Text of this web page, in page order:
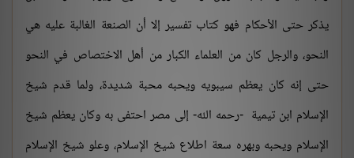
يذكر حتى الأحكام فهو كتاب تفسير إلا أن الصنعة الغالبة عليه هي
النحو، والرجل كان من العلماء الكبار من أهل الاختصاص في النحو
حتى إنه كان يعظم سيبويه ويحبه محبة شديدة، ولما قدم شيخ
الإسلام ابن تيمية -رحمه الله- إلى مصر احتفى به وكان يعظم شيخ
الإسلام ويحبه وبهره سعة اطلاع شيخ الإسلام، وعلو شيخ الإسلام